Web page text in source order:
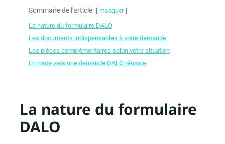
Sommaire de l'article masquer
La nature du formulaire DALO
Les documents indispensables à votre demande
Les pièces complémentaires selon votre situation
En route vers une demande DALO réussie
La nature du formulaire
DALO